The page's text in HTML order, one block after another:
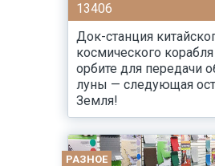
13406
Док-станция
космического
орбите для передачи
луны — следующая
Земля!
РАЗНОЕ